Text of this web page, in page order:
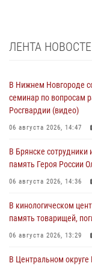
ЛЕНТА
В Нижнем Новгороде
семинар по вопросам
Росгвардии (видео)
06 августа 2026, 14:47
В Брянске
память Героя России
06 августа 2026, 14:36
В кинологическом
память товарищей,
06 августа 2026, 13:29
В Центральном